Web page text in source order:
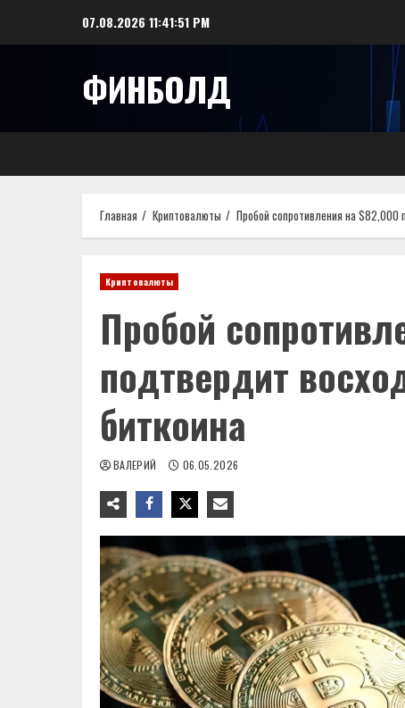
07.08.2026 11:41:52 PM
ФИНБОЛД
Главная Криптовалюты Пробой сопротивления на
Криптовалюты
Пробой
подтвердит
биткоина
ВАЛЕРИЙ 06.05.2026